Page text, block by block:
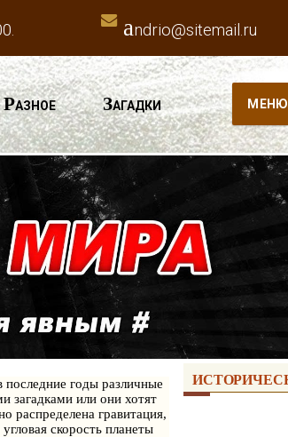
andrio@sitemail.ru
РАЗНОЕ ЗАГАДКИ МЕНЮ
годы различные
загадками или они хотят
распределена гравитация,
скорость планеты